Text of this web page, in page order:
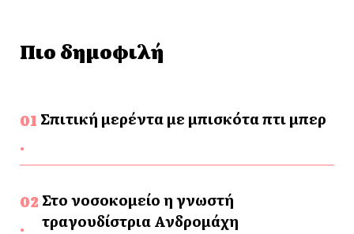
Πιο δημοφιλή
Σπιτική μερέντα με μπισκότα πτι μπερ
Στο νοσοκομείο η γνωστή
τραγουδίστρια Ανδρομάχη